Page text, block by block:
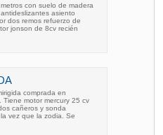
con suelo de madera
asiento
dos remos refuerzo de
jonson de 8cv recién
comprada en
motor mercury 25 cv
cañeros y sonda
vez que la zodia. Se